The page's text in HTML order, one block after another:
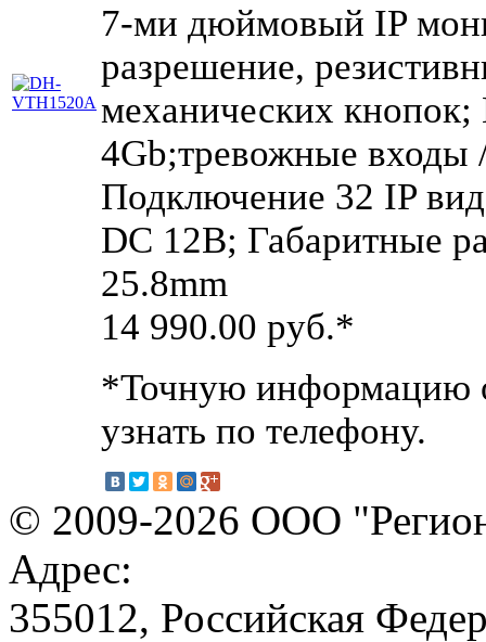
7-ми дюймовый IP
разрешение,
механических
4Gb;тревожные
Подключение 32 IP
DC 12В; Габаритные
25.8mm
14 990.00 руб.*
*Точную информацию
узнать по телефону.
© 2009-2026 ООО
Адрес:
355012, Российская